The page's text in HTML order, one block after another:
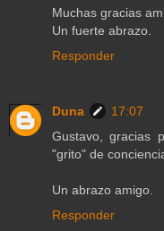
Muchas gracias
Un fuerte abrazo.
Responder
Duna
17:07
Gustavo, gracias
"grito" de
Un abrazo amigo.
Responder